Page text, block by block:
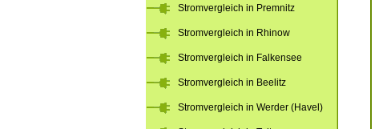
Stromvergleich in Premnitz
Stromvergleich in Rhinow
Stromvergleich in Falkensee
Stromvergleich in Beelitz
Stromvergleich in Werder (Havel)